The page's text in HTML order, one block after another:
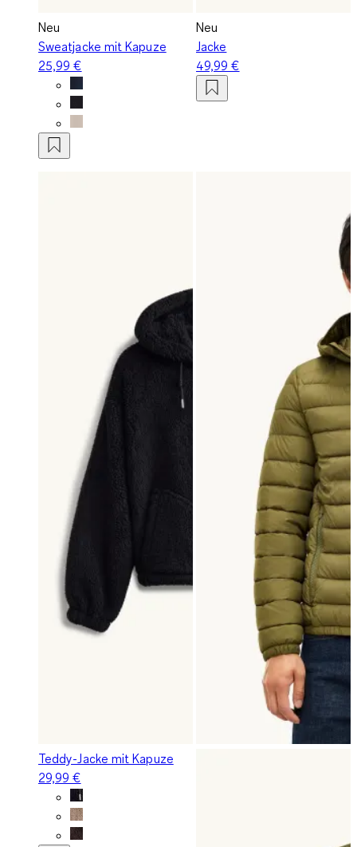
Neu
Sweatjacke mit Kapuze
25,99 €
Neu
Jacke
49,99 €
Teddy-Jacke mit Kapuze
29,99 €